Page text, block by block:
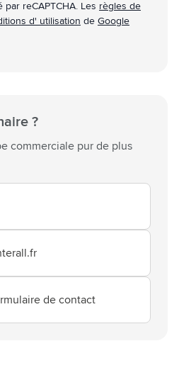
reCAPTCHA. Les règles de
d' utilisation de Google
?
commerciale pur de plus
de contact